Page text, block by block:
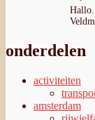
Hallo.
onderdelen
activiteiten
amsterdam